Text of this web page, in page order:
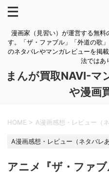
漫画家（見習い）が運営する無
す。「ザ・ファブル」「外道の歌
のネタバレやマンガレビューを掲
法ではあ
まんが買取NAVI-マ
や漫画
HOME > A漫画感想・レビュー（
A漫画感想・レビュー（ネタバレあ
アニメ『ザ・ファブ